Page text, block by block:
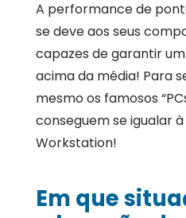
A performance de
se deve aos seus
capazes de garantir
acima da média! Para
mesmo os famosos
conseguem se igualar
Workstation!
Em que